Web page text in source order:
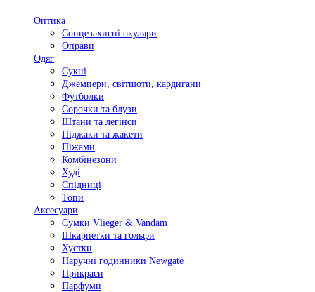
Оптика
Сонцезахисні окуляри
Оправи
Одяг
Сукні
Джемпери, світшоти, кардигани
Футболки
Сорочки та блузи
Штани та легінси
Піджаки та жакети
Піжами
Комбінезони
Худі
Спідниці
Топи
Аксесуари
Сумки Vlieger & Vandam
Шкарпетки та гольфи
Хустки
Наручні годинники Newgate
Прикраси
Парфуми